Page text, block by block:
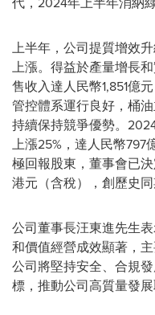
上半年，公司提質增效
上漲。得益於產量增長
售收入達人民幣1,851億
管控體系運行良好，桶
持續保持競爭優勢。
上漲25%，達人民幣797
極回報股東，董事會已
港元（含稅），創歷史同
公司董事長汪東進先生
和價值經營成效顯著，
公司將堅持安全、合規
標，推動公司高質量發展